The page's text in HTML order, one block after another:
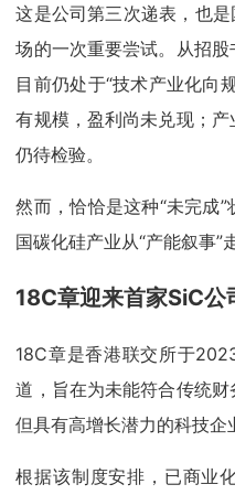
这是公司第三次递表，也
场的一次重要尝试。从招
目前仍处于“技术产业化向
有规模，盈利尚未兑现；
仍待检验。
然而，恰恰是这种“未完成
国碳化硅产业从“产能叙事”
18C章迎来首家SiC公
18C章是香港联交所于
道，旨在为未能符合传统财
但具有高增长潜力的科技企
根据该制度安排，已商业